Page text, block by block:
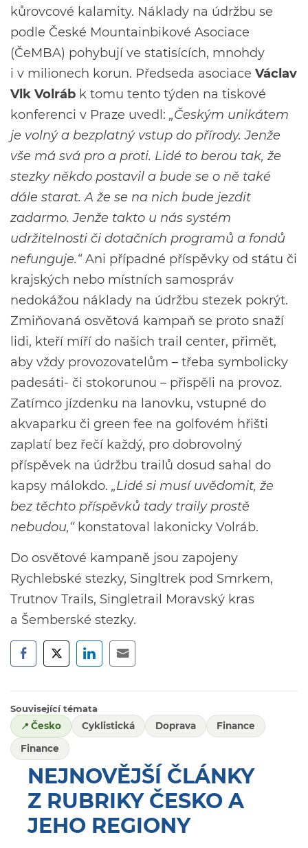
kůrovcové kalamity. Náklady na údržbu se
podle České Mountainbikové Asociace
(ČeMBA) pohybují ve statisících, mnohdy
i v milionech korun. Předseda asociace Václav
Vlk Volráb k tomu tento týden na tiskové
konferenci v Praze uvedl: „Českým unikátem
je volný a bezplatný vstup do přírody. Jenže
vše má svá pro a proti. Lidé to berou tak, že
stezky někdo postavil a bude se o ně také
dále starat. A že se na nich bude jezdit
zadarmo. Jenže takto u nás systém
udržitelnosti či dotačních programů a fondů
nefunguje.“Ani případné příspěvky od státu či
krajských nebo místních samospráv
nedokážou náklady na údržbu stezek pokrýt.
Zmiňovaná osvětová kampaň se proto snaží
lidi, kteří míří do našich trail center, přimět,
aby vždy provozovatelům – třeba symbolicky
padesáti- či stokorunou – přispěli na provoz.
Zatímco jízdenku na lanovku, vstupné do
akvaparku či green fee na golfovém hřišti
zaplatí bez řečí každý, pro dobrovolný
příspěvek na údržbu trailů dosud sahal do
kapsy málokdo. „Lidé si musí uvědomit, že
bez těchto příspěvků tady traily prostě
nebudou,“konstatoval lakonicky Volráb.
Do osvětové kampaně jsou zapojeny
Rychlebské stezky, Singltrek pod Smrkem,
Trutnov Trails, Singletrail Moravský kras
a Šemberské stezky.
Související témata
Česko
Cyklistická Doprava Finance
Finance
NEJNOVĚJŠÍ ČLÁNKY
Z RUBRIKY ČESKO A
JEHO REGIONY